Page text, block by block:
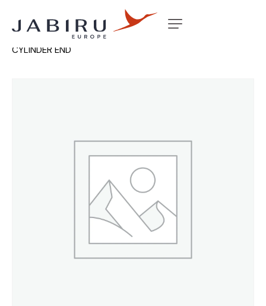
Accueil Non classé
CYLINDER END